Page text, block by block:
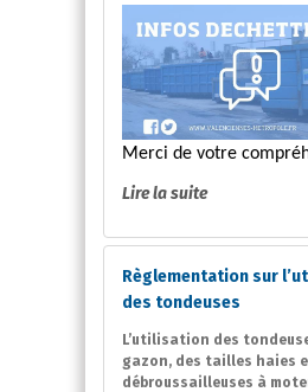
Merci de votre
Lire la suite
Règlementation sur
des tondeuses
L’utilisation des
gazon, des tailles haies
débroussailleuses à